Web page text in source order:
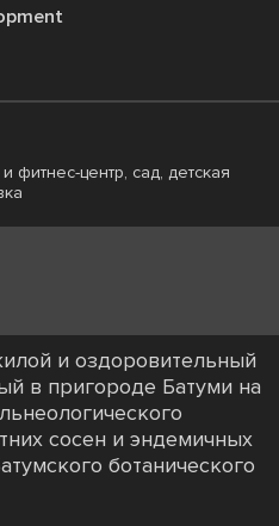
фитнес-центр, сад, детская
и оздоровительный
в пригороде Батуми на
сосен и эндемичных
ботанического